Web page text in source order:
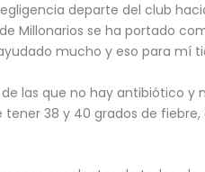
departe del club
Millonarios se ha portado
mucho y eso para mí
las que no hay antibiótico y
38 y 40 grados de